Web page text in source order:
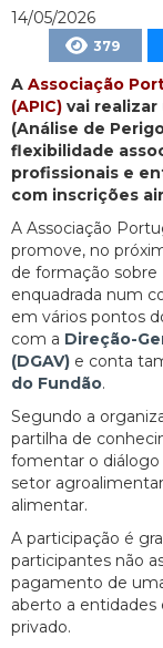
14/05/2026
379
A Associação
(APIC) vai realizar
(Análise de
flexibilidade
profissionais e
com inscrições
A Associação
promove, no
de formação sobre
enquadrada num
em vários pontos
com a Direção-
(DGAV) e conta
do Fundão.
Segundo a
partilha de
fomentar o
setor
alimentar.
A participação é
participantes não
pagamento de
aberto a entidades
privado.